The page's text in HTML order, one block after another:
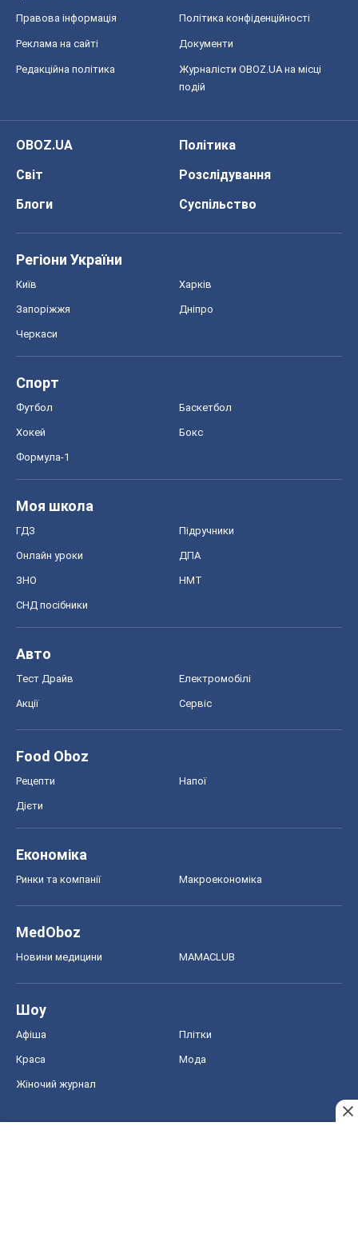
Правова інформація Політика конфіденційності
Реклама на сайті Документи
Редакційна політика
Журналісти OBOZ.UA на місці
подій
OBOZ.UA
Політика
Світ
Розслідування
Блоги
Суспільство
Регіони України
Київ Харків
Запоріжжя Дніпро
Черкаси
Спорт
Футбол Баскетбол
Хокей Бокс
Формула-1
Моя школа
ГДЗ Підручники
Онлайн уроки ДПА
ЗНО НМТ
СНД посібники
Авто
Тест Драйв Електромобілі
Акції Сервіс
Food Oboz
Рецепти Напої
Дієти
Економіка
Ринки та компанії Макроекономіка
MedOboz
Новини медицини MAMACLUB
Шоу
Афіша Плітки
Краса Мода
Жіночий журнал